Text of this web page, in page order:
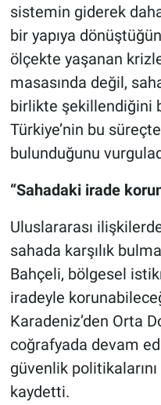
sistemin giderek
bir yapıya
ölçekte yaşanan
masasında değil,
birlikte şekillendiğini
Türkiye’nin bu
bulunduğunu
“Sahadaki irade
Uluslararası
sahada karşılık
Bahçeli, bölgesel
iradeyle
Karadeniz’den Orta
coğrafyada devam
güvenlik
kaydetti.